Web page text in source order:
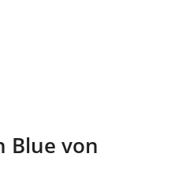
Blue von